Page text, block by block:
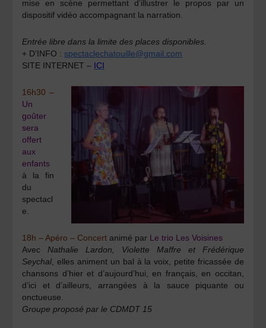
mise en scène permettant d’illustrer le propos par un
dispositif vidéo accompagnant la narration.
Entrée libre dans la limite des places disponibles.
+ D’INFO :spectaclechatouille@gmail.com
SITE INTERNET – ICI
16h30 –
Un
goûter
sera
offert
aux
enfants
à la fin
du
spectacl
e.
18h – Apéro – Concert animé par Le trio Les Voisines
AvecNathalie Lardon, Violette Maffre etFrédérique
Seychal, elles animent un bal à la voix, petite fricassée de
chansons d’hier et d’aujourd’hui, en français, en occitan,
d’ici et d’ailleurs, arrangées à la sauce piquante ou
onctueuse.
Groupe proposé par le CDMDT 15